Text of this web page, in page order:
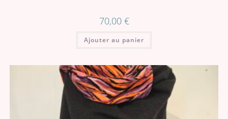
70,00 €
Ajouter au panier